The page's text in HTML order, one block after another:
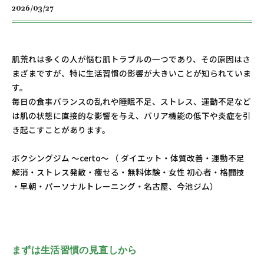
2026/03/27
肌荒れは多くの人が悩む肌トラブルの一つであり、その原因はさ
まざまですが、特に生活習慣の影響が大きいことが知られていま
す。
毎日の食事バランスの乱れや睡眠不足、ストレス、運動不足など
は肌の状態に直接的な影響を与え、バリア機能の低下や炎症を引
き起こすことがあります。
ボクシングジム ～certo～ （ ダイエット・体質改善・運動不足
解消・ストレス発散・痩せる・無料体験・女性 初心者・格闘技
・早朝・パーソナルトレーニング・名古屋、今池ジム）
まずは生活習慣の見直しから